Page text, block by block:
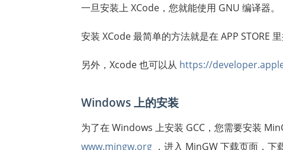
一旦安装上 XCode，您就能使用 GNU 编译器。
安装 XCode 最简单的方法就是在 APP STORE
另外，Xcode 也可以从 https://
Windows 上的安装
为了在 Windows 上安装 GCC，您需要安装
www.mingw.org ，进入 MinGW 下载页面，